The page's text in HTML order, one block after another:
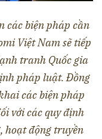
các biện pháp cần
Việt Nam sẽ tiếp
tranh Quốc gia
pháp luật. Đồng
các biện pháp
với các quy định
hoạt động truyền